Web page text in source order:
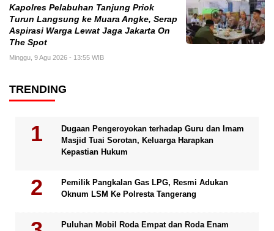
Kapolres Pelabuhan Tanjung Priok
Turun Langsung ke Muara Angke, Serap
Aspirasi Warga Lewat Jaga Jakarta On
The Spot
Minggu, 9 Agu 2026 - 13:55 WIB
TRENDING
Dugaan Pengeroyokan terhadap Guru dan Imam
Masjid Tuai Sorotan, Keluarga Harapkan
Kepastian Hukum
Pemilik Pangkalan Gas LPG, Resmi Adukan
Oknum LSM Ke Polresta Tangerang
Puluhan Mobil Roda Empat dan Roda Enam